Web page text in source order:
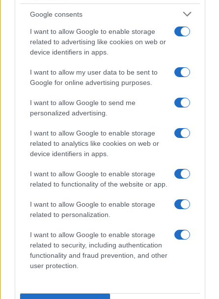
Google consents
I want to allow Google to enable storage
related to advertising like cookies on web or
device identifiers in apps.
I want to allow my user data to be sent to
Google for online advertising purposes.
I want to allow Google to send me
personalized advertising.
I want to allow Google to enable storage
related to analytics like cookies on web or
device identifiers in apps.
I want to allow Google to enable storage
related to functionality of the website or app.
I want to allow Google to enable storage
related to personalization.
I want to allow Google to enable storage
related to security, including authentication
functionality and fraud prevention, and other
user protection.
Collabora con Giardinaggio.net
Pubblicità